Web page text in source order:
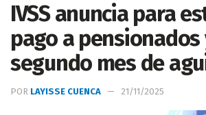
IVSS anuncia para
pago a pensionados
segundo mes de
POR LAYISSE CUENCA 21/11/2025